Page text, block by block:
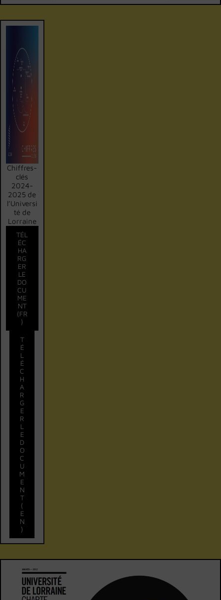
Chiffres-
clés
2024-
2025 de
l’Universi
té de
Lorraine
TÉL
ÉC
HA
RG
ER
LE
DO
CU
ME
NT
(FR
)
T
É
L
É
C
H
A
R
G
E
R
L
E
D
O
C
U
M
E
N
T
(
E
N
)